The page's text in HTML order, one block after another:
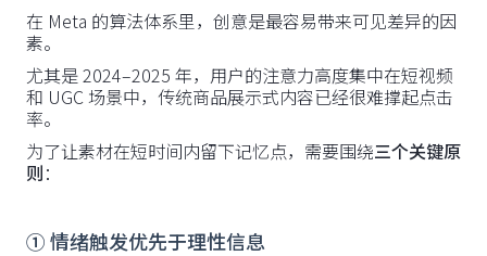
在 Meta 的算法体系里，创意是最容易带来可见差异的因
素。
尤其是 2024–2025 年，用户的注意力高度集中在短视频
和 UGC 场景中，传统商品展示式内容已经很难撑起点击
率。
为了让素材在短时间内留下记忆点，需要围绕三个关键原
则：
① 情绪触发优先于理性信息